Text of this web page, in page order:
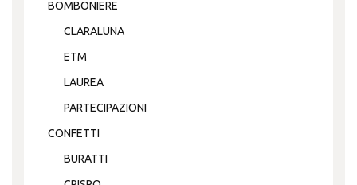
BOMBONIERE
CLARALUNA
ETM
LAUREA
PARTECIPAZIONI
CONFETTI
BURATTI